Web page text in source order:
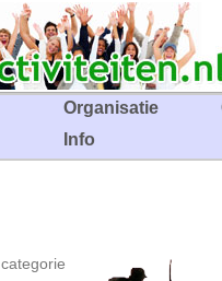
Organisatie
Info
categorie